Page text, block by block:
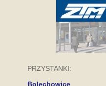
PRZYSTANKI:
Bolechowice